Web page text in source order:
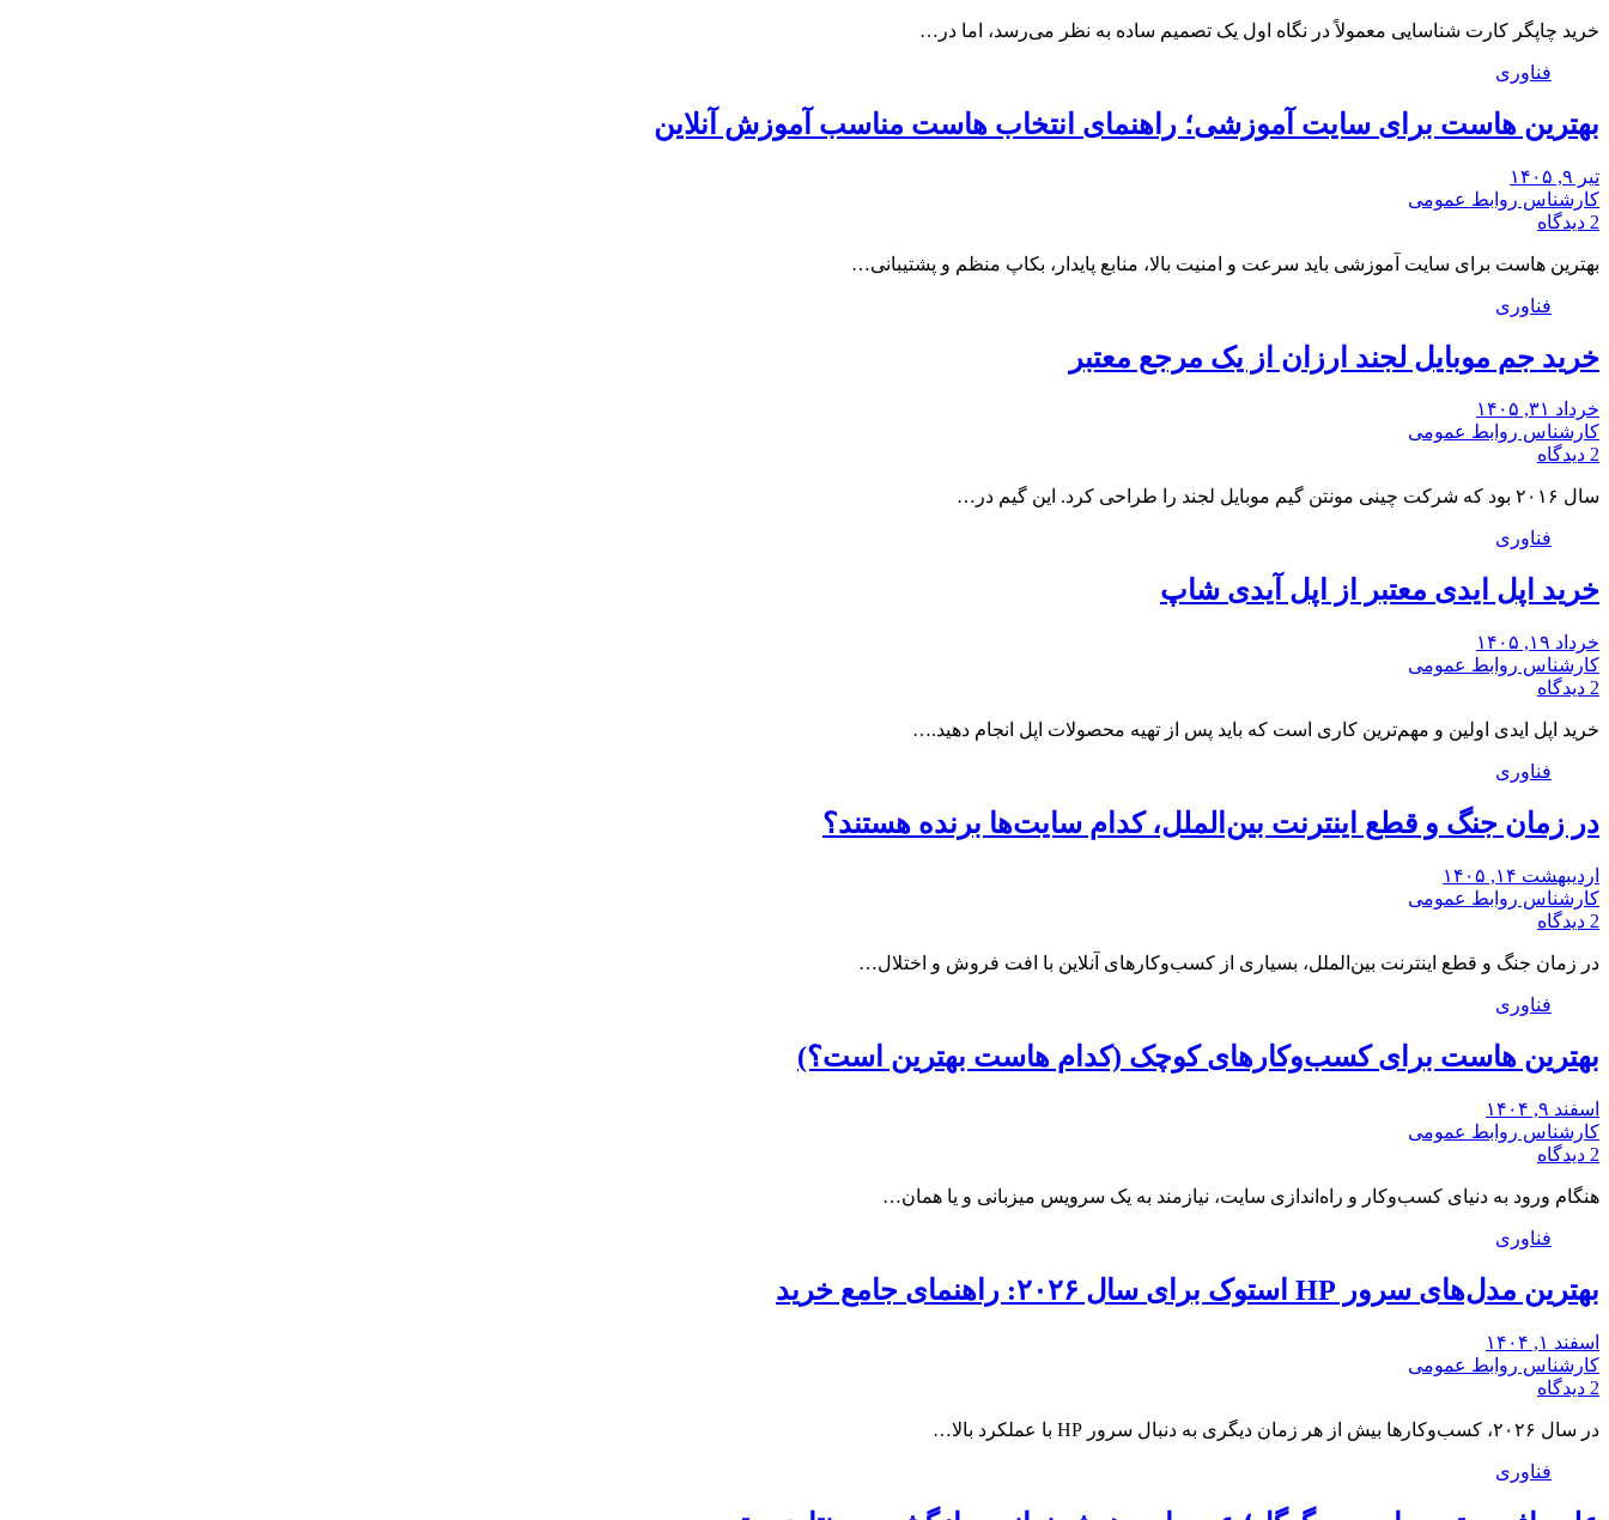
خرید چاپگر کارت شناسایی معمولاً در نگاه اول یک تصمیم ساده به نظر می‌رسد، اما در…
فناوری
بهترین هاست برای سایت آموزشی؛ راهنمای انتخاب هاست مناسب آموزش آنلاین
تیر ۹, ۱۴۰۵
کارشناس روابط عمومی
2 دیدگاه
بهترین هاست برای سایت آموزشی باید سرعت و امنیت بالا، منابع پایدار، بکاپ منظم و پشتیبانی…
فناوری
خرید جم موبایل لجند ارزان از یک مرجع معتبر
خرداد ۳۱, ۱۴۰۵
کارشناس روابط عمومی
2 دیدگاه
سال ۲۰۱۶ بود که شرکت چینی مونتن گیم موبایل لجند را طراحی کرد. این گیم در…
فناوری
خرید اپل ایدی معتبر از اپل آیدی شاپ
خرداد ۱۹, ۱۴۰۵
کارشناس روابط عمومی
2 دیدگاه
خرید اپل ایدی اولین و مهم‌ترین کاری است که باید پس از تهیه محصولات اپل انجام دهید.…
فناوری
در زمان جنگ و قطع اینترنت بین‌الملل، کدام سایت‌ها برنده هستند؟
اردیبهشت ۱۴, ۱۴۰۵
کارشناس روابط عمومی
2 دیدگاه
در زمان جنگ و قطع اینترنت بین‌الملل، بسیاری از کسب‌وکارهای آنلاین با افت فروش و اختلال…
فناوری
بهترین هاست برای کسب‌وکارهای کوچک (کدام هاست بهترین است؟)
اسفند ۹, ۱۴۰۴
کارشناس روابط عمومی
2 دیدگاه
هنگام ورود به دنیای کسب‌وکار و راه‌اندازی سایت، نیازمند به یک سرویس میزبانی و یا همان…
فناوری
بهترین مدل‌های سرور HP استوک برای سال ۲۰۲۶: راهنمای جامع خرید
اسفند ۱, ۱۴۰۴
کارشناس روابط عمومی
2 دیدگاه
در سال ۲۰۲۶، کسب‌وکارها بیش از هر زمان دیگری به دنبال سرور HP با عملکرد بالا…
فناوری